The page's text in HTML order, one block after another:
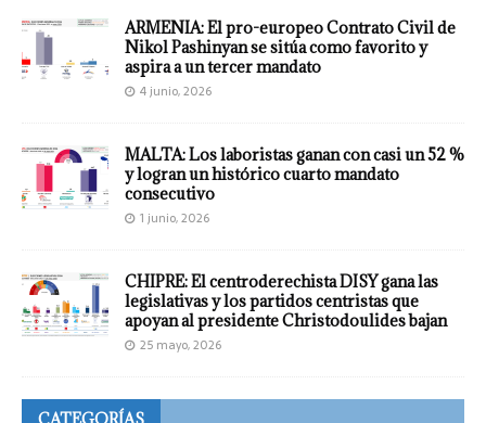
ARMENIA: El pro-europeo Contrato Civil de
Nikol Pashinyan se sitúa como favorito y
aspira a un tercer mandato
4 junio, 2026
MALTA: Los laboristas ganan con casi un 52 %
y logran un histórico cuarto mandato
consecutivo
1 junio, 2026
CHIPRE: El centroderechista DISY gana las
legislativas y los partidos centristas que
apoyan al presidente Christodoulides bajan
25 mayo, 2026